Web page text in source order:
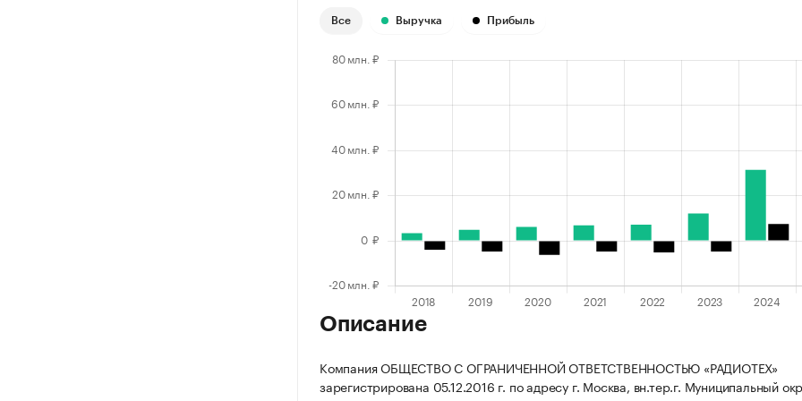
Все Выручка Прибыль
Описание
Компания ОБЩЕСТВО С ОГРАНИЧЕННОЙ ОТВЕТСТВЕННОСТЬЮ «РАДИОТЕХ»
зарегистрирована 05.12.2016 г. по адресу г. Москва, вн.тер.г. Муниципальный